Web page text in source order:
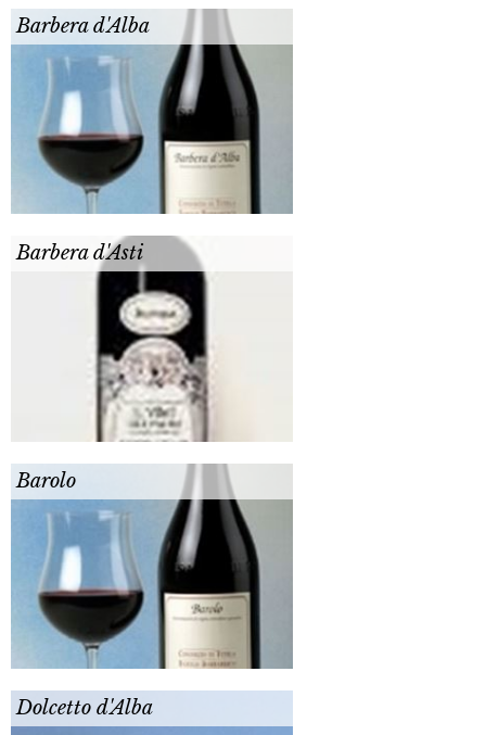
Barbera d'Alba
Barbera d'Asti
Barolo
Dolcetto d'Alba